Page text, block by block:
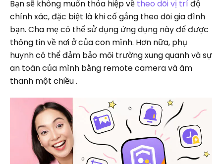
Bạn sẽ không muốn thỏa hiệp về theo dõi vị trí độ
chính xác, đặc biệt là khi cố gắng theo dõi gia đình
bạn. Cha mẹ có thể sử dụng ứng dụng này để được
thông tin về nơi ở của con mình. Hơn nữa, phụ
huynh có thể đảm bảo môi trường xung quanh và sự
an toàn của mình bằng remote camera và âm
thanh một chiều .